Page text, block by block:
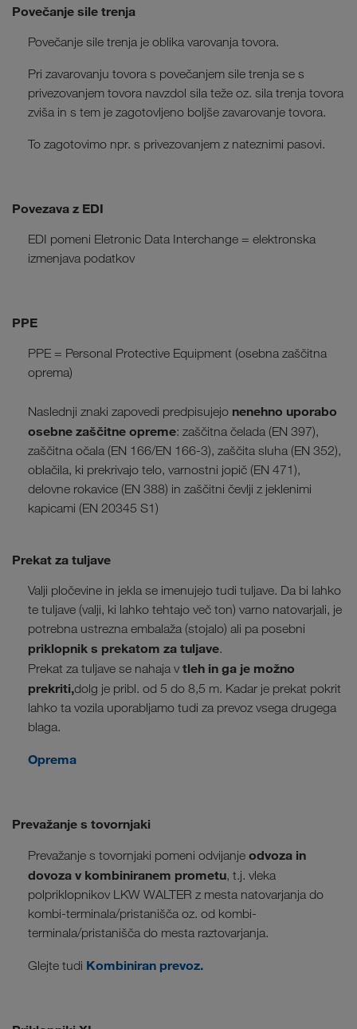
Povečanje sile trenja
Povečanje sile trenja je oblika varovanja tovora.
Pri zavarovanju tovora s povečanjem sile trenja se s
privezovanjem tovora navzdol sila teže oz. sila trenja tovora
zviša in s tem je zagotovljeno boljše zavarovanje tovora.
To zagotovimo npr. s privezovanjem z nateznimi pasovi.
Povezava z EDI
EDI pomeni Eletronic Data Interchange = elektronska
izmenjava podatkov
PPE
PPE = Personal Protective Equipment (osebna zaščitna
oprema)
Naslednji znaki zapovedi predpisujejo nenehno uporabo
osebne zaščitne opreme: zaščitna čelada (EN 397),
zaščitna očala (EN 166/EN 166-3), zaščita sluha (EN 352),
oblačila, ki prekrivajo telo, varnostni jopič (EN 471),
delovne rokavice (EN 388) in zaščitni čevlji z jeklenimi
kapicami (EN 20345 S1)
Prekat za tuljave
Valji pločevine in jekla se imenujejo tudi tuljave. Da bi lahko
te tuljave (valji, ki lahko tehtajo več ton) varno natovarjali, je
potrebna ustrezna embalaža (stojalo) ali pa posebni
priklopnik s prekatom za tuljave.
Prekat za tuljave se nahaja v tleh in ga je možno
prekriti,dolg je pribl. od 5 do 8,5 m. Kadar je prekat pokrit
lahko ta vozila uporabljamo tudi za prevoz vsega drugega
blaga.
Oprema
Prevažanje s tovornjaki
Prevažanje s tovornjaki pomeni odvijanje odvoza in
dovoza v kombiniranem prometu, t.j. vleka
polpriklopnikov LKW WALTER z mesta natovarjanja do
kombi-terminala/pristanišča oz. od kombi-
terminala/pristanišča do mesta raztovarjanja.
Glejte tudi Kombiniran prevoz.